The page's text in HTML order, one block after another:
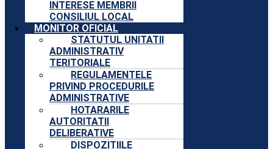
INTERESE MEMBRII
CONSILIUL LOCAL
MONITOR OFICIAL
STATUTUL UNITATII
ADMINISTRATIV
TERITORIALE
REGULAMENTELE
PRIVIND PROCEDURILE
ADMINISTRATIVE
HOTARARILE
AUTORITATII
DELIBERATIVE
DISPOZITIILE